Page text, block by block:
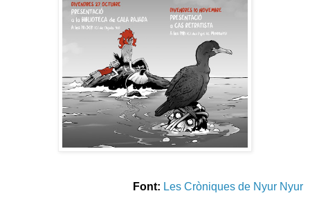
Font: Les Cròniques de Nyur Nyur